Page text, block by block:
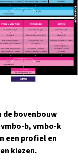
de bovenbouw
b, vmbo-k
een profiel en
kiezen.